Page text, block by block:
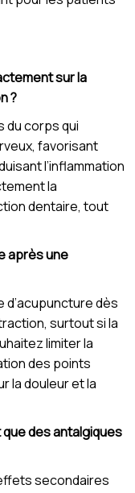
sur la
?
du corps qui
favorisant
l’inflammation
la
dentaire, tout
après une
d’acupuncture dès
surtout si la
limiter la
des points
la douleur et la
des antalgiques
secondaires